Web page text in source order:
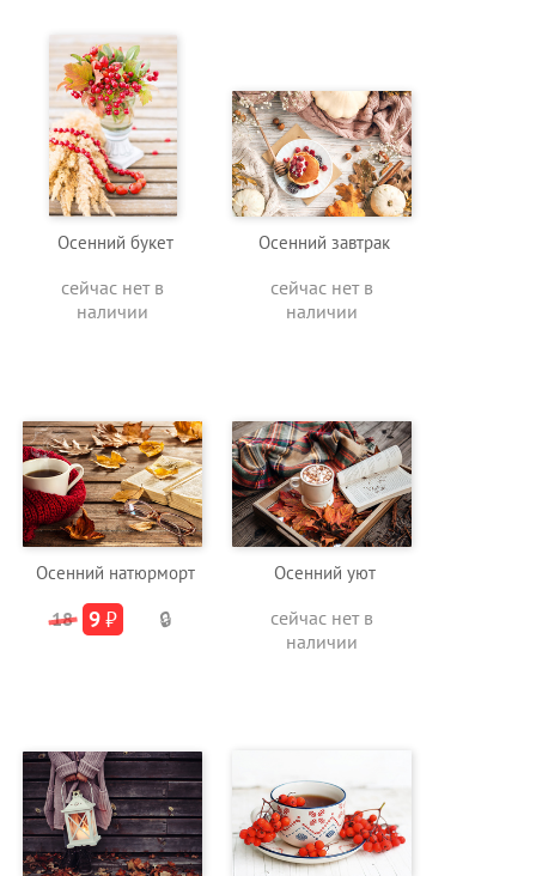
Осенний букет
сейчас нет в
наличии
Осенний завтрак
сейчас нет в
наличии
Осенний натюрморт
18 9₽ 🔒
Осенний уют
сейчас нет в
наличии